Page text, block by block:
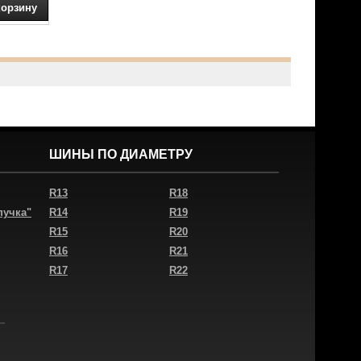
ШИНЫ ПО ДИАМЕТРУ
R13
R14
R15
R16
R17
R18
R19
R20
R21
R22